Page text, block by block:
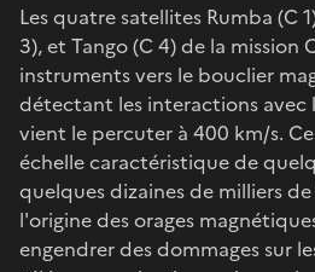
Les quatre satellites Rumba (C
3), et Tango (C 4) de la
instruments vers le bouclier
détectant les interactions avec
vient le percuter à 400 km/s.
échelle caractéristique de
quelques dizaines de milliers
l'origine des orages
engendrer des dommages sur